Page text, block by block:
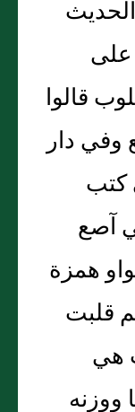
على
قالوا
دار
كتب
آصع
همزة
قلبت
هي